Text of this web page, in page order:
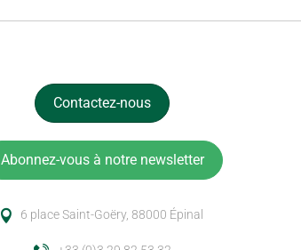
Contactez-nous
Abonnez-vous à notre newsletter
6 place Saint-Goëry, 88000 Épinal